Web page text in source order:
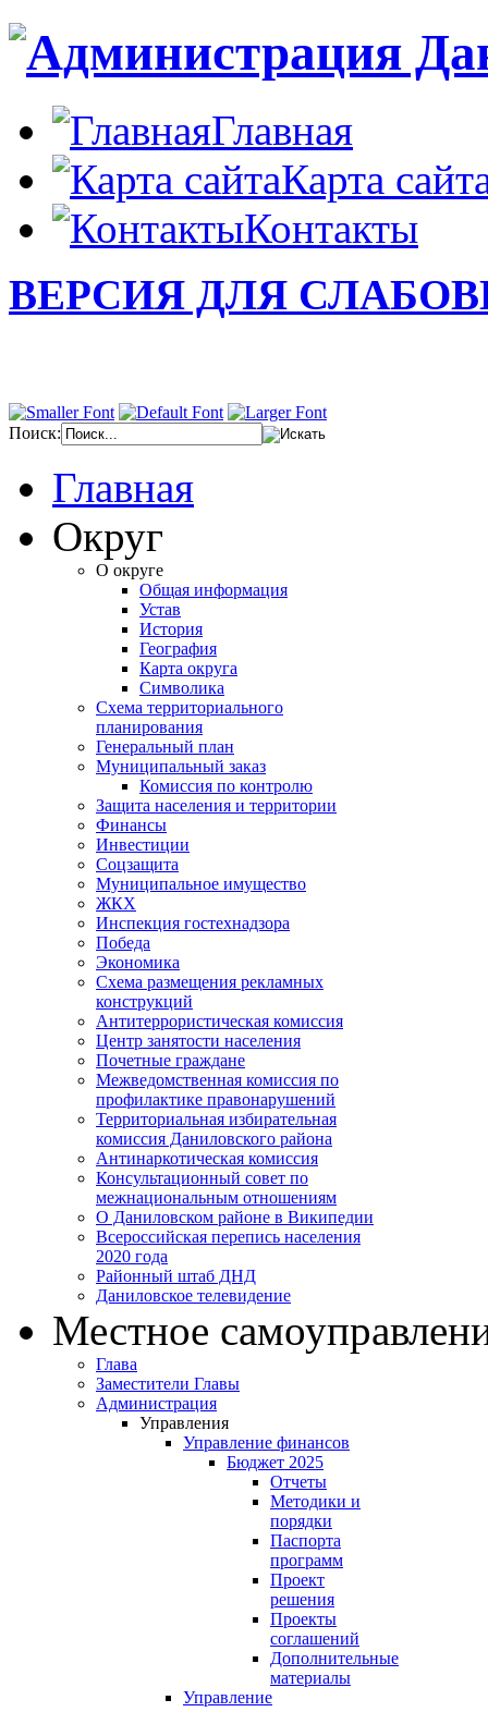
Главная
Карта
Контакты
ВЕРСИЯ ДЛЯ
Поиск:
Главная
Округ
О округе
Общая информация
Устав
История
География
Карта округа
Символика
Схема территориального
планирования
Генеральный план
Муниципальный заказ
Комиссия по контролю
Защита населения и территории
Финансы
Инвестиции
Соцзащита
Муниципальное имущество
ЖКХ
Инспекция гостехнадзора
Победа
Экономика
Схема размещения рекламных
конструкций
Антитеррористическая комиссия
Центр занятости населения
Почетные граждане
Межведомственная комиссия по
профилактике правонарушений
Территориальная избирательная
комиссия Даниловского района
Антинаркотическая комиссия
Консультационный совет по
межнациональным отношениям
О Даниловском районе в Википедии
Всероссийская перепись населения
2020 года
Районный штаб ДНД
Даниловское телевидение
Местное
Глава
Заместители Главы
Администрация
Управления
Управление финансов
Бюджет 2025
Отчеты
Методики и
порядки
Паспорта
программ
Проект
решения
Проекты
соглашений
Дополнительные
материалы
Управление